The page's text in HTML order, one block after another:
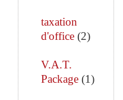
taxation
d'office (2)
V.A.T.
Package (1)